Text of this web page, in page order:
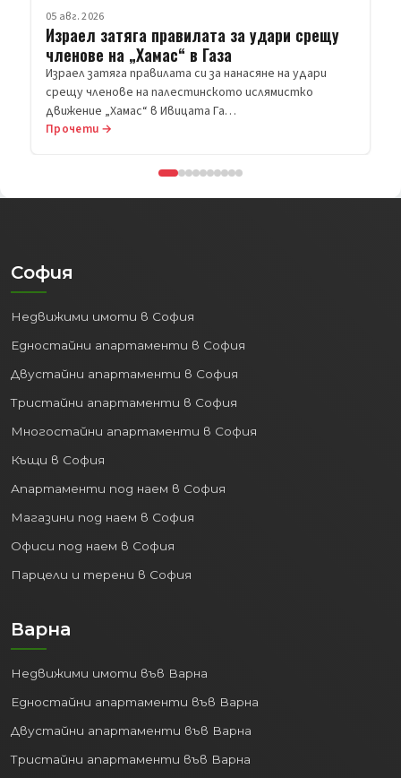
Прочети →
София
Недвижими имоти в София
Едностайни апартаменти в София
Двустайни апартаменти в София
Тристайни апартаменти в София
Многостайни апартаменти в София
Къщи в София
Апартаменти под наем в София
Магазини под наем в София
Офиси под наем в София
Парцели и терени в София
Варна
Недвижими имоти във Варна
Едностайни апартаменти във Варна
Двустайни апартаменти във Варна
Тристайни апартаменти във Варна